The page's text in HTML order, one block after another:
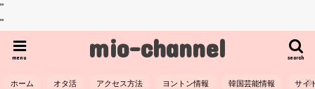
"
"
mio-channel search
menu
ホーム オタ活 アクセス方法 ヨントン情報 韓国芸能情報 サイ